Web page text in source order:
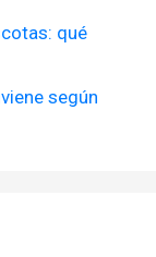
qué
según